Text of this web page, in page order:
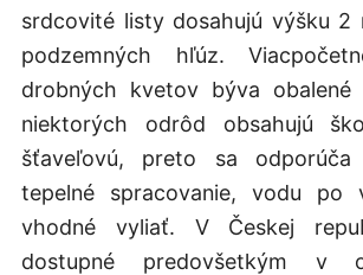
srdcovité listy dosahujú výšku 2
podzemných hľúz.
drobných kvetov býva obalené
niektorých odrôd obsahujú
šťaveľovú, preto sa
tepelné spracovanie, vodu po
vhodné vyliať. V Českej
dostupné predovšetkým v